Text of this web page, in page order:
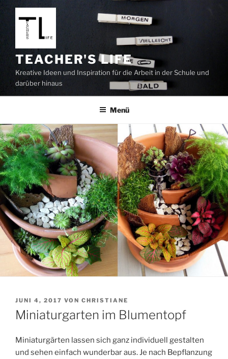
Zum
Inhalt
springen
TEACHER'S LIFE
Kreative Ideen und Inspiration für die Arbeit in der Schule und
darüber hinaus
Menü
VERÖFFENTLICHT
AM
JUNI 4, 2017 VON CHRISTIANE
Miniaturgarten im Blumentopf
Miniaturgärten lassen sich ganz individuell gestalten
und sehen einfach wunderbar aus. Je nach Bepflanzung